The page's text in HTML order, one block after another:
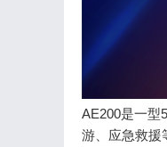
AE200是一型
游、应急救援